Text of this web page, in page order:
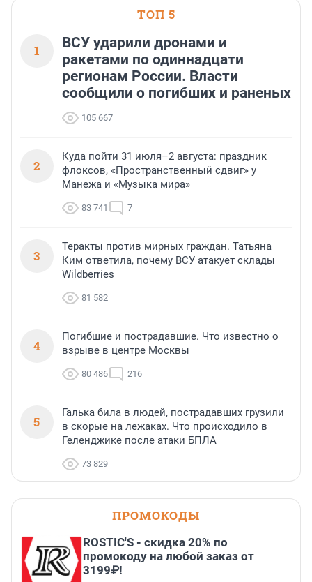
ТОП 5
1
ВСУ ударили дронами и
ракетами по одиннадцати
регионам России. Власти
сообщили о погибших и раненых
105 667
2
Куда пойти 31 июля–2 августа: праздник
флоксов, «Пространственный сдвиг» у
Манежа и «Музыка мира»
83 741 7
3
Теракты против мирных граждан. Татьяна
Ким ответила, почему ВСУ атакует склады
Wildberries
81 582
4
Погибшие и пострадавшие. Что известно о
взрыве в центре Москвы
80 486 216
5
Галька била в людей, пострадавших грузили
в скорые на лежаках. Что происходило в
Геленджике после атаки БПЛА
73 829
ПРОМОКОДЫ
ROSTIC'S - скидка 20% по
промокоду на любой заказ от
3199₽!